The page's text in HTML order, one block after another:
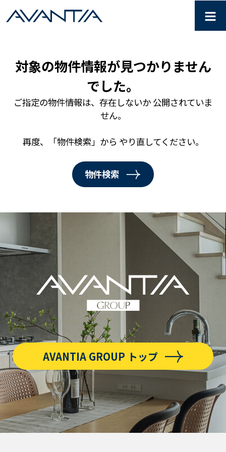
Not Found ｜ 分譲住宅・≡
対象の物件情報が見つかりません
でした。
ご指定の物件情報は、存在しないか 公開されていま
せん。
再度、「物件検索」から やり直してください。
物件検索
AVANTIA GROUP トップ